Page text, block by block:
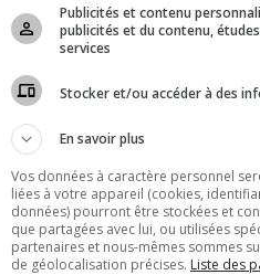
Publicités et contenu
publicités et du contenu,
services
Stocker et/ou accéder à des
En savoir plus
Vos données à caractère personnel
liées à votre appareil (cookies,
données) pourront être stockées et
que partagées avec lui, ou utilisées
partenaires et nous-mêmes sommes
de géolocalisation précises. Liste des